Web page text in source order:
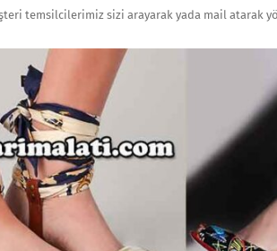
temsilcilerimiz sizi arayarak yada mail atarak